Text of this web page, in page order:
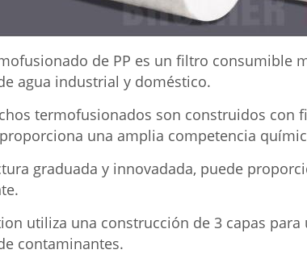
de PP es un filtro consumible
agua industrial y doméstico.
termofusionados son construidos con
una amplia competencia
graduada y innovadada, puede
utiliza una construcción de 3 capas
contaminantes.